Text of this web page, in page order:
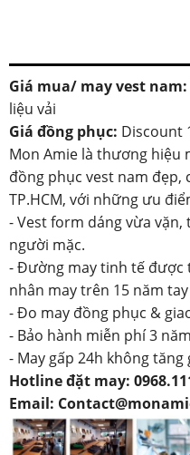
Giá mua/ may vest nam:
liệu vải
Giá đồng phục: Discount
Mon Amie là thương hiệu
đồng phục vest nam
TP.HCM, với những ưu
- Vest form dáng vừa
người mặc.
- Đường may tinh tế
nhân may trên 15 năm
- Đo may đồng phục &
- Bảo hành miễn phí 3 năm
- May gấp 24h không tăng
Hotline đặt may:
Email: